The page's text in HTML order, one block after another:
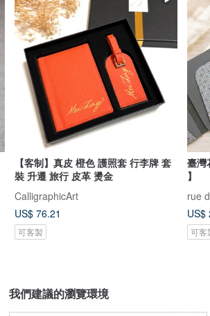
【客制】真皮 橙色 護照套 行李牌 套
裝 升遷 旅行 皮革 燙金
CalligraphicArt
US$ 76.21
可客製
臺灣
】
rue
US$
可客
我們建議的瀏覽環境